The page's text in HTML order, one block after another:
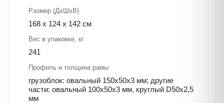
Размер (ДхШхВ)
168 х 124 х 142 см
Вес в упаковке, кг
241
Профиль и толщина рамы
грузоблок: овальный 150х50х3 мм; другие
части: овальный 100х50х3 мм, круглый D50х2,5
мм